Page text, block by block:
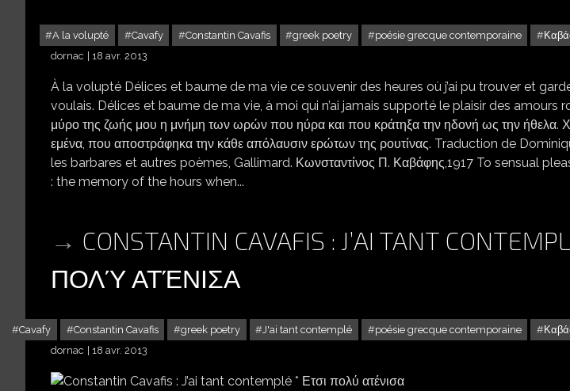
A la volupté Cavafy Constantin Cavafis greek poetry poésie grecque contemporaine
dornac
18 avr. 2013
À la volupté Délices et baume de ma vie ce souvenir des heures où j’ai pu trouver et
voulais. Délices et baume de ma vie, à moi qui n’ai jamais supporté le plaisir des amours
μύρο της ζωής μου η μνήμη των ωρών που ηύρα και που κράτηξα την ηδονή ως την ήθελα.
εμένα, που αποστράφηκα την κάθε απόλαυσιν ερώτων της ρουτίνας. Traduction de
les barbares et autres poèmes, Gallimard. Κωνσταντίνος Π. Καβάφης,1917 To sensual
: the memory of the hours when...
CONSTANTIN CAVAFIS : J’AI TANT
ΠΟΛΎ ΑΤΈΝΙΣΑ
Cavafy Constantin Cavafis greek poetry J'ai tant contemplé poésie grecque contemporaine
dornac
18 avr. 2013